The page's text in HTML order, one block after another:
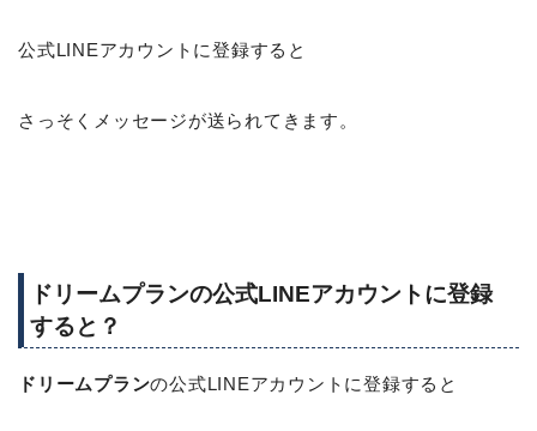
公式LINEアカウントに登録すると
さっそくメッセージが送られてきます。
ドリームプランの公式LINEアカウントに登録
すると？
ドリームプランの公式LINEアカウントに登録すると